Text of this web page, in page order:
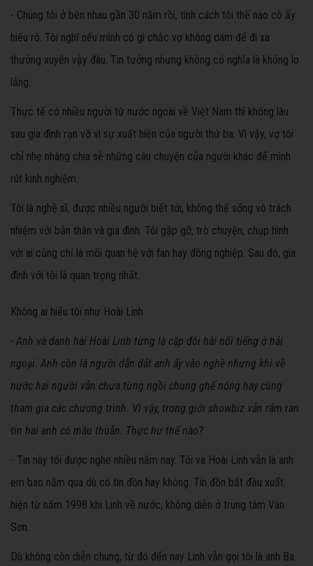
- Chúng tôi ở bên nhau gần 30 năm rồi, tính cách tôi thế nào cô ấy
hiểu rõ. Tôi nghĩ nếu mình có gì chắc vợ không dám để đi xa
thường xuyên vậy đâu. Tin tưởng nhưng không có nghĩa là không lo
lắng.
Thực tế có nhiều người từ nước ngoài về Việt Nam thì không lâu
sau gia đình rạn vỡ vì sự xuất hiện của người thứ ba. Vì vậy, vợ tôi
chỉ nhẹ nhàng chia sẻ những câu chuyện của người khác để mình
rút kinh nghiệm.
Tôi là nghệ sĩ, được nhiều người biết tới, không thể sống vô trách
nhiệm với bản thân và gia đình. Tôi gặp gỡ, trò chuyện, chụp hình
với ai cũng chỉ là mối quan hệ với fan hay đồng nghiệp. Sau đó, gia
đình với tôi là quan trọng nhất.
Không ai hiểu tôi như Hoài Linh
- Anh và danh hài Hoài Linh từng là cặp đôi hài nổi tiếng ở hải
ngoại. Anh còn là người dẫn dắt anh ấy vào nghề nhưng khi về
nước hai người vẫn chưa từng ngồi chung ghế nóng hay cùng
tham gia các chương trình. Vì vậy, trong giới showbiz vẫn râm ran
tin hai anh có mâu thuẫn. Thực hư thế nào?
- Tin này tôi được nghe nhiều năm nay. Tôi và Hoài Linh vẫn là anh
em bao năm qua dù có tin đồn hay không. Tin đồn bắt đầu xuất
hiện từ năm 1998 khi Linh về nước, không diễn ở trung tâm Vân
Sơn.
Dù không còn diễn chung, từ đó đến nay Linh vẫn gọi tôi là anh Ba.